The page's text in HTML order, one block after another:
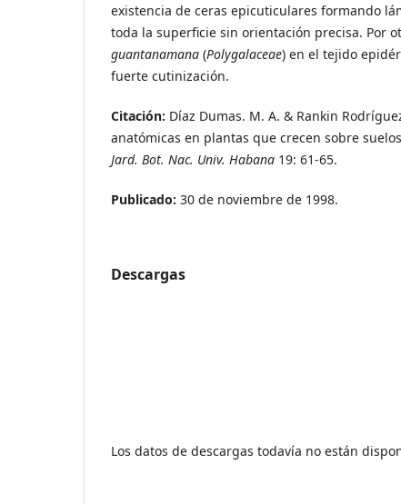
existencia de ceras epicuticulares formando
toda la superficie sin orientación precisa. Por
guantanamana (Polygalaceae) en el tejido
fuerte cutinización.
Citación: Díaz Dumas. M. A. & Rankin
anatómicas en plantas que crecen sobre
Jard. Bot. Nac. Univ. Habana 19: 61-65.
Publicado: 30 de noviembre de 1998.
Descargas
Los datos de descargas todavía no están